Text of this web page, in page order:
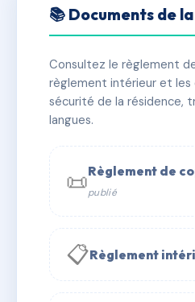
SDC 140 RUE
SEC
📍 140 r de noisy le sec
✓ Immatriculée 🏠 29 lots
📞 Contacter Syndic
✉ Email
📚 Documents de
Consultez le règlement
règlement intérieur et les
sécurité de la résidence,
langues.
📜Règlement de
publié
📋Règlement